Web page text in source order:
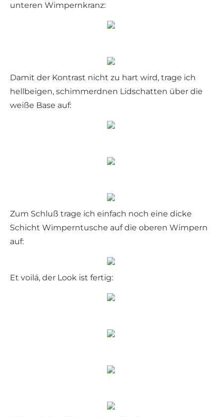
unteren Wimpernkranz:
Damit der Kontrast nicht zu hart wird, trage ich
hellbeigen, schimmerdnen Lidschatten über die
weiße Base auf:
Zum Schluß trage ich einfach noch eine dicke
Schicht Wimperntusche auf die oberen Wimpern
auf:
Et voilá, der Look ist fertig: